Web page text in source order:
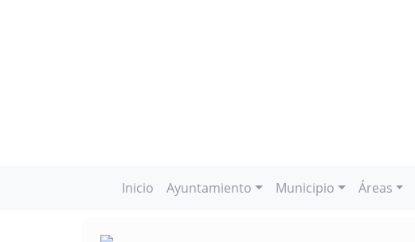
Inicio Ayuntamiento Municipio Áreas